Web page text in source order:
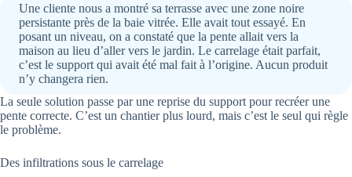
Une cliente nous a montré sa terrasse avec une zone noire
persistante près de la baie vitrée. Elle avait tout essayé. En
posant un niveau, on a constaté que la pente allait vers la
maison au lieu d’aller vers le jardin. Le carrelage était parfait,
c’est le support qui avait été mal fait à l’origine. Aucun produit
n’y changera rien.
La seule solution passe par une reprise du support pour recréer une
pente correcte. C’est un chantier plus lourd, mais c’est le seul qui règle
le problème.
Des infiltrations sous le carrelage